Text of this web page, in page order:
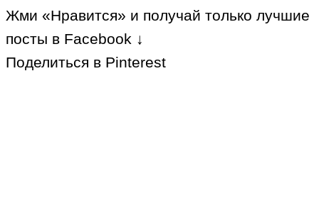
Жми «Нравится» и получай только лучшие
посты в Facebook ↓
Поделиться в Pinterest